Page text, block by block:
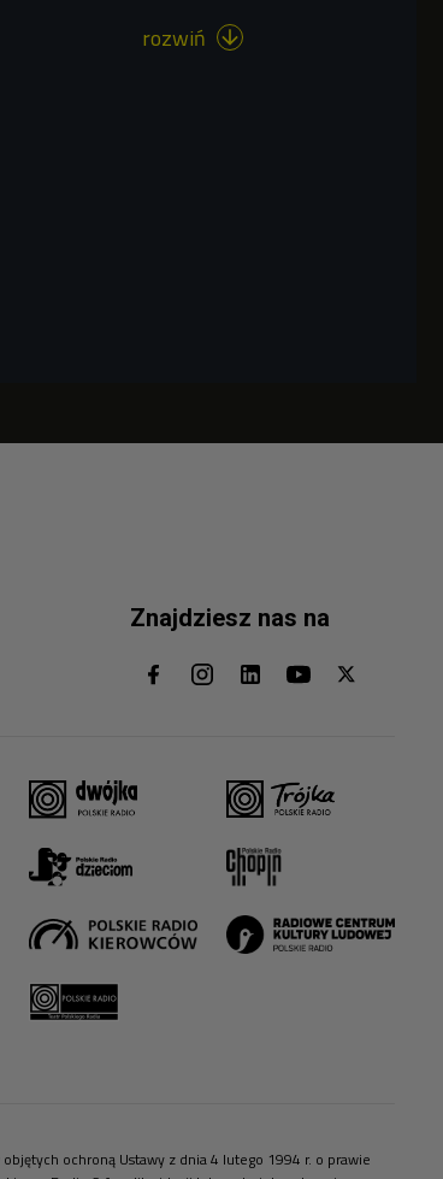
rozwiń 
Znajdziesz nas na
ochroną Ustawy z dnia 4 lutego 1994 r. o prawie